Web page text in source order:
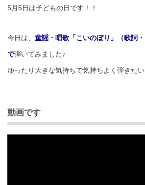
5月5日は子どもの日です！！
今日は、 童謡・唱歌「こいのぼり」（歌詞
で弾いてみました♪
ゆったり大きな気持ちで気持ちよく弾きたい
動画です